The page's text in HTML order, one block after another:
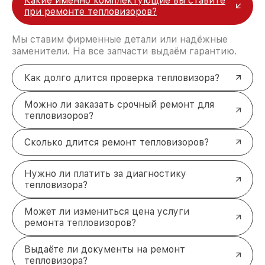
при ремонте тепловизоров?
Мы ставим фирменные детали или надёжные
заменители. На все запчасти выдаём гарантию.
Как долго длится проверка тепловизора?
Можно ли заказать срочный ремонт для
тепловизоров?
Сколько длится ремонт тепловизоров?
Нужно ли платить за диагностику
тепловизора?
Может ли измениться цена услуги
ремонта тепловизоров?
Выдаёте ли документы на ремонт
тепловизора?